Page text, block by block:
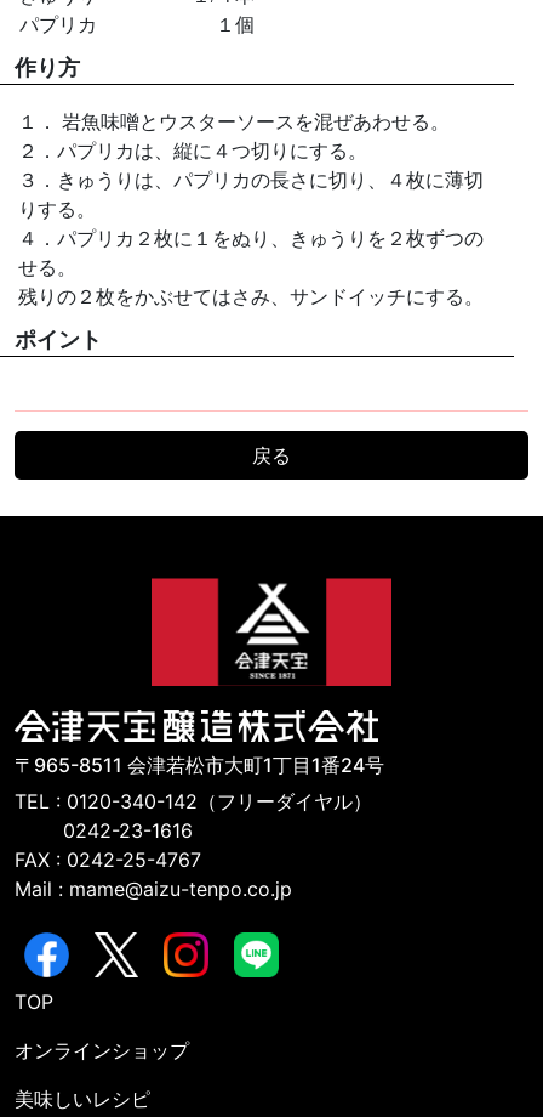
パプリカ
１個
作り方
１． 岩魚味噌とウスターソースを混ぜあわせる。
２．パプリカは、縦に４つ切りにする。
３．きゅうりは、パプリカの長さに切り、４枚に薄切
りする。
４．パプリカ２枚に１をぬり、きゅうりを２枚ずつの
せる。
残りの２枚をかぶせてはさみ、サンドイッチにする。
ポイント
戻る
〒965-8511 会津若松市大町1丁目1番24号
TEL : 0120-340-142（フリーダイヤル）
0242-23-1616
FAX : 0242-25-4767
Mail : mame@aizu-tenpo.co.jp
TOP
オンラインショップ
美味しいレシピ